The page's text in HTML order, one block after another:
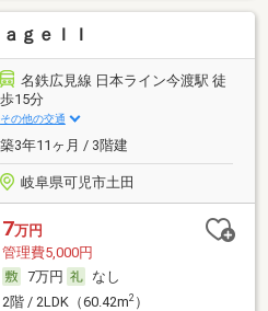
ｇｅＩＩ
名鉄広見線 日本ライン今渡駅 徒
歩15分
その他の交通
築3年11ヶ月 / 3階建
岐阜県可児市土田
7万円
管理費5,000円
7万円
なし
2階 / 2LDK（60.42m2）